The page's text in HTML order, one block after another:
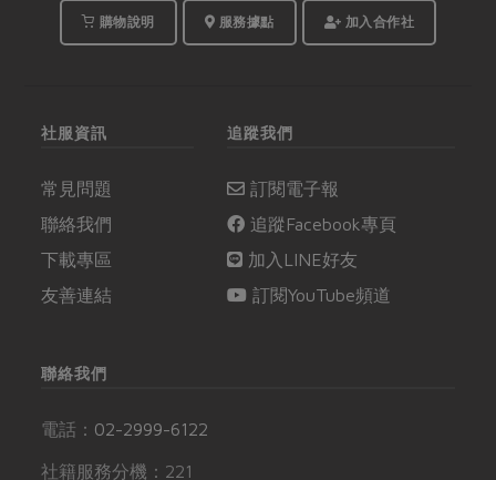
文化底蘊的內涵，並將
料理提升到待人接物的
購物說明 服務據點 加入合作社
社服資訊
常見問題
聯絡我們
下載專區
友善連結
追蹤我們
訂閱電子報
追蹤Facebook專頁
加入LINE好友
訂閱YouTube頻道
聯絡我們
電話： 02-2999-6122
社籍服務分機：221